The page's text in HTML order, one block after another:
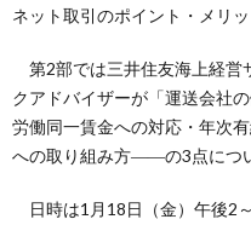
ネット取引のポイント・メリ
第2部では三井住友海上経営
クアドバイザーが「運送会社
労働同一賃金への対応・年次
への取り組み方――の3点につ
日時は1月18日（金）午後2